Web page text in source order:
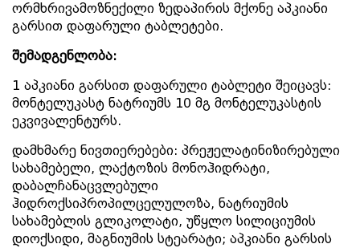
ორმხრივამოზნექილი ზედაპირის მქონე აპკიანი
გარსით დაფარული ტაბლეტები.
შემადგენლობა:
1 აპკიანი გარსით დაფარული ტაბლეტი შეიცავს:
მონტელუკასტ ნატრიუმს 10 მგ მონტელუკასტის
ეკვივალენტურს.
დამხმარე ნივთიერებები: პრეჟელატინიზირებული
სახამებელი, ლაქტოზის მონოჰიდრატი,
დაბალჩანაცვლებული
ჰიდროქსიპროპილცელულოზა, ნატრიუმის
სახამებლის გლიკოლატი, უწყლო სილიციუმის
დიოქსიდი, მაგნიუმის სტეარატი; აპკიანი გარსის